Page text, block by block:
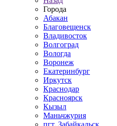
Города
Абакан
Благовещенск
Владивосток
Волгоград
Вологда
Воронеж
Екатеринбург
Иркутск
Краснодар
Красноярск
Кызыл
Маньчжурия
пгт. Забайкальск